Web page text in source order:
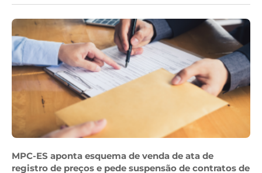
MPC-ES aponta esquema de venda de ata de
registro de preços e pede suspensão de contratos de